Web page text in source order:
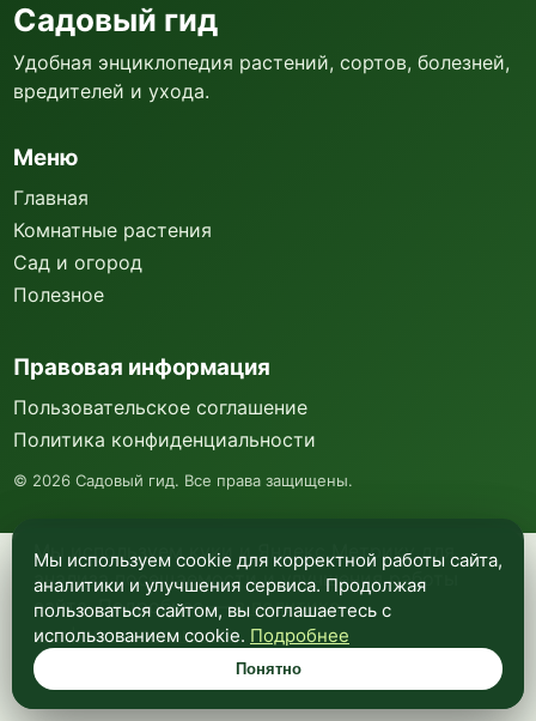
Мы используем куки и Яндекс Метрику для
анализа посещаемости и улучшения работы
сайта. Подробнее —в политике
конфиденциальности.
Понятно
Садовый гид
Удобная энциклопедия растений, сортов, болезней,
вредителей и ухода.
Меню
Главная
Комнатные растения
Сад и огород
Полезное
Правовая информация
Пользовательское соглашение
Политика конфиденциальности
© 2026 Садовый гид. Все права защищены.
Мы используем cookie для корректной работы сайта,
аналитики и улучшения сервиса. Продолжая
пользоваться сайтом, вы соглашаетесь с
использованием cookie. Подробнее
Понятно